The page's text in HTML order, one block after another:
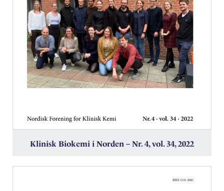
Klinisk Biokemi i Norden – Nr. 4, vol. 34, 2022